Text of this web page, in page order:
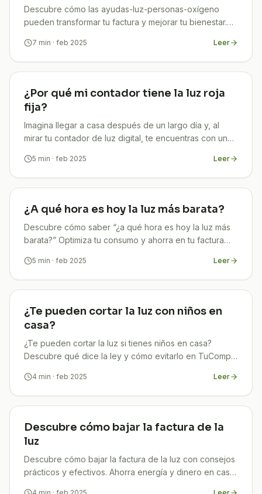
Descubre cómo las ayudas-luz-personas-oxígeno
pueden transformar tu factura y mejorar tu bienestar.
¡Infórmate!
7 min · feb 2025 Leer
¿Por qué mi contador tiene la luz roja
fija?
Imagina llegar a casa después de un largo día y, al
mirar tu contador de luz digital, te encuentras con una
5 min · feb 2025 Leer
¿A qué hora es hoy la luz más barata?
Descubre cómo saber “¿a qué hora es hoy la luz más
barata?” Optimiza tu consumo y ahorra en tu factura
5 min · feb 2025 Leer
¿Te pueden cortar la luz con niños en
casa?
¿Te pueden cortar la luz si tienes niños en casa?
Descubre qué dice la ley y cómo evitarlo en TuCompi.
4 min · feb 2025 Leer
Descubre cómo bajar la factura de la
luz
Descubre cómo bajar la factura de la luz con consejos
prácticos y efectivos. Ahorra energía y dinero en casa